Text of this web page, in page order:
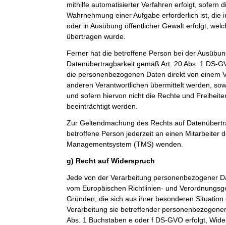
mithilfe automatisierter Verfahren erfolgt, sofern
Wahrnehmung einer Aufgabe erforderlich ist, die
oder in Ausübung öffentlicher Gewalt erfolgt,
übertragen wurde.
Ferner hat die betroffene Person bei der
Datenübertragbarkeit gemäß Art. 20 Abs. 1 DS-
die personenbezogenen Daten direkt von einem
anderen Verantwortlichen übermittelt werden,
und sofern hiervon nicht die Rechte und
beeinträchtigt werden.
Zur Geltendmachung des Rechts auf
betroffene Person jederzeit an einen Mitarbeiter
Managementsystem (TMS) wenden.
g) Recht auf Widerspruch
Jede von der Verarbeitung personenbezogener
vom Europäischen Richtlinien- und
Gründen, die sich aus ihrer besonderen
Verarbeitung sie betreffender
Abs. 1 Buchstaben e oder f DS-GVO erfolgt,